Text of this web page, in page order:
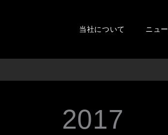
当社について ニュ
2017